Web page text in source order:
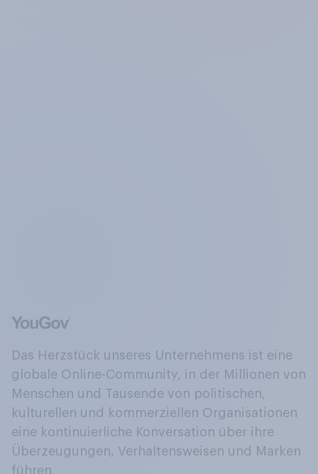
Das Herzstück unseres Unternehmens ist eine
globale Online-Community, in der Millionen von
Menschen und Tausende von politischen,
kulturellen und kommerziellen Organisationen
eine kontinuierliche Konversation über ihre
Überzeugungen, Verhaltensweisen und Marken
führen.